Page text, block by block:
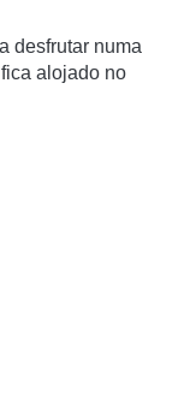
desfrutar numa
alojado no